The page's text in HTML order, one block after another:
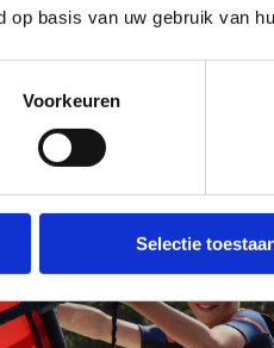
op basis van uw gebruik van
Voorkeuren
Selectie